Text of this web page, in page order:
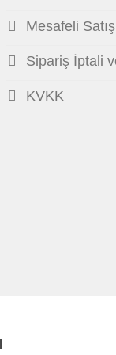
Mesafeli
Sipariş İptali
KVKK